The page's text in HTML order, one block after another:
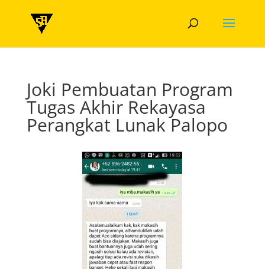
Joki Pembuatan Program
Tugas Akhir Rekayasa
Perangkat Lunak Palopo